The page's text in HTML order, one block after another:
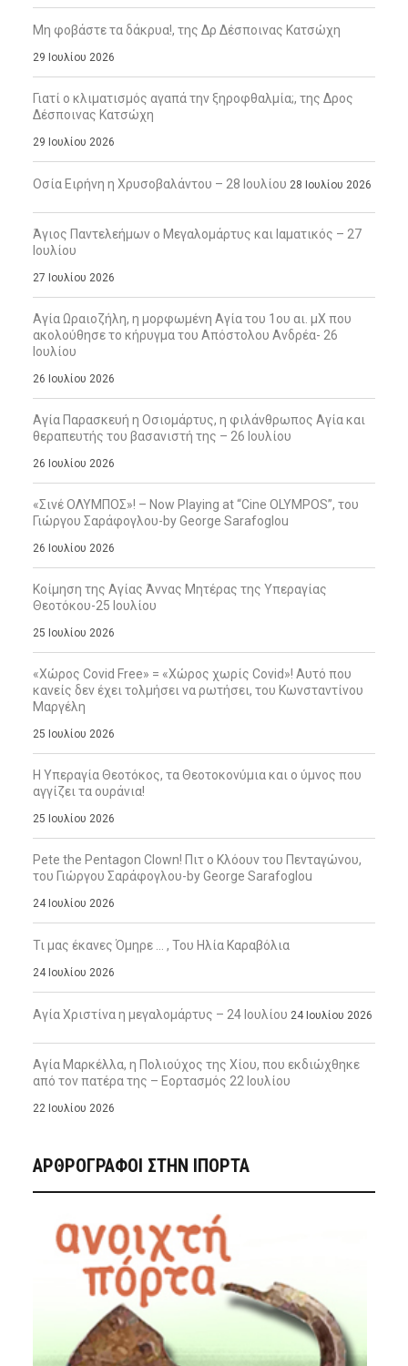
Μη φοβάστε τα δάκρυα!, της Δρ Δέσποινας Κατσώχη
29 Ιουλίου 2026
Γιατί ο κλιματισμός αγαπά την ξηροφθαλμία;, της Δρος
Δέσποινας Κατσώχη
29 Ιουλίου 2026
Οσία Ειρήνη η Χρυσοβαλάντου – 28 Ιουλίου 28 Ιουλίου 2026
Άγιος Παντελεήμων ο Μεγαλομάρτυς και Ιαματικός – 27
Ιουλίου
27 Ιουλίου 2026
Αγία Ωραιοζήλη, η μορφωμένη Αγία του 1ου αι. μΧ που
ακολούθησε το κήρυγμα του Απόστολου Ανδρέα- 26
Ιουλίου
26 Ιουλίου 2026
Αγία Παρασκευή η Οσιομάρτυς, η φιλάνθρωπος Αγία και
θεραπευτής του βασανιστή της – 26 Ιουλίου
26 Ιουλίου 2026
«Σινέ ΟΛΥΜΠΟΣ»! – Now Playing at “Cine OLYMPOS”, του
Γιώργου Σαράφογλου-by George Sarafoglou
26 Ιουλίου 2026
Κοίμηση της Αγίας Άννας Μητέρας της Υπεραγίας
Θεοτόκου-25 Ιουλίου
25 Ιουλίου 2026
«Χώρος Covid Free» = «Χώρος χωρίς Covid»! Αυτό που
κανείς δεν έχει τολμήσει να ρωτήσει, του Κωνσταντίνου
Μαργέλη
25 Ιουλίου 2026
Η Υπεραγία Θεοτόκος, τα Θεοτοκονύμια και ο ύμνος που
αγγίζει τα ουράνια!
25 Ιουλίου 2026
Pete the Pentagon Clown! Πιτ ο Κλόουν του Πενταγώνου,
του Γιώργου Σαράφογλου-by George Sarafoglou
24 Ιουλίου 2026
Τι μας έκανες Όμηρε … , Του Ηλία Καραβόλια
24 Ιουλίου 2026
Αγία Χριστίνα η μεγαλομάρτυς – 24 Ιουλίου 24 Ιουλίου 2026
Αγία Μαρκέλλα, η Πολιούχος της Χίου, που εκδιώχθηκε
από τον πατέρα της – Εορτασμός 22 Ιουλίου
22 Ιουλίου 2026
ΑΡΘΡΟΓΡΑΦΟΙ ΣΤΗΝ IΠΟΡΤΑ